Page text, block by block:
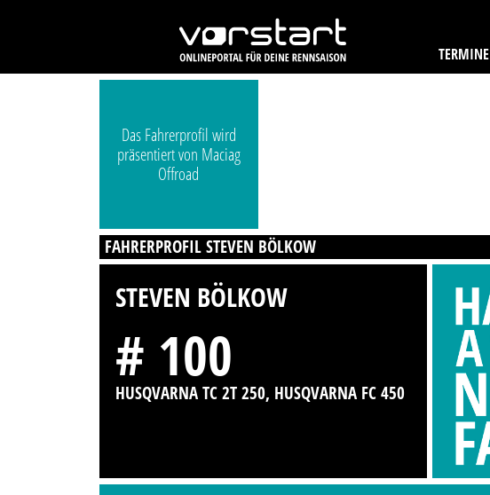
TERMINE
Das Fahrerprofil wird
präsentiert von Maciag
Offroad
FAHRERPROFIL STEVEN BÖLKOW
STEVEN BÖLKOW
# 100
HUSQVARNA TC 2T 250, HUSQVARNA FC 450